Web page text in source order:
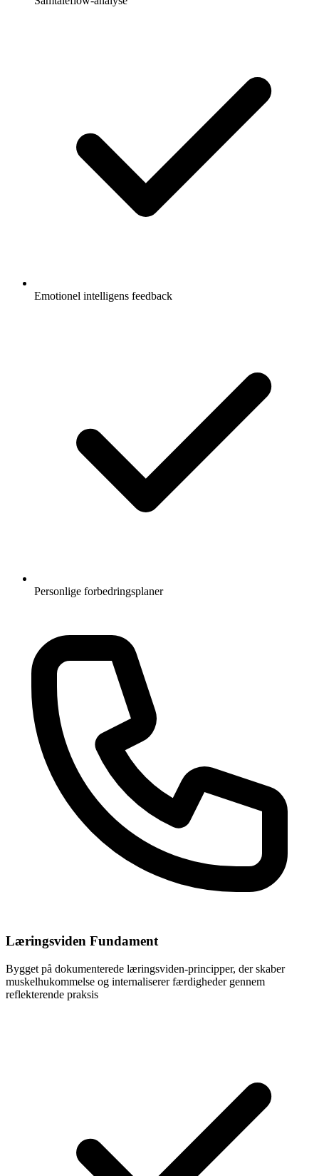
Emotionel intelligens feedback
Personlige forbedringsplaner
Læringsviden Fundament
Bygget på dokumenterede læringsviden-principper, der skaber
muskelhukommelse og internaliserer færdigheder gennem
reflekterende praksis